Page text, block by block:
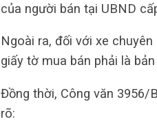
của người bán tại UBND
Ngoài ra, đối với xe
giấy tờ mua bán phải là
Đồng thời, Công văn 3956/
rõ: